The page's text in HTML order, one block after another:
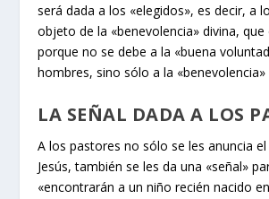
será dada a los «elegidos», es decir, a
objeto de la «benevolencia» divina, que
porque no se debe a la «buena
hombres, sino sólo a la «benevolencia»
LA SEÑAL DADA A LOS
A los pastores no sólo se les anuncia
Jesús, también se les da una «señal»
«encontrarán a un niño recién nacido